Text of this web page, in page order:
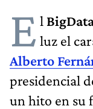
E l
luz el
Alberto
presidencial
un hito en su